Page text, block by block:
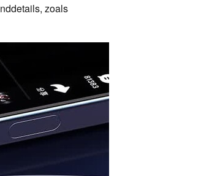
zoals